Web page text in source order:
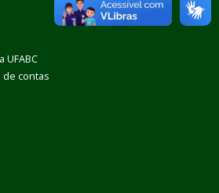
UFABC
de contas